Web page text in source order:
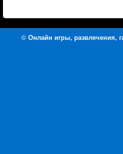
© Онлайн игры, развлечения,